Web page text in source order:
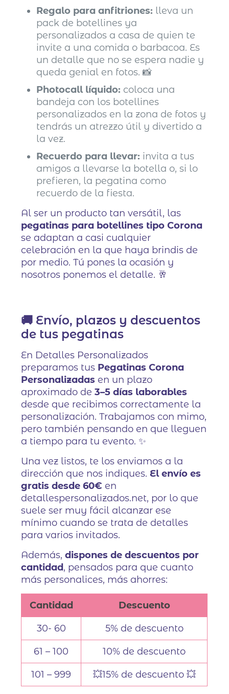
Regalo para anfitriones: lleva un
pack de botellines ya
personalizados a casa de quien te
invite a una comida o barbacoa. Es
un detalle que no se espera nadie y
queda genial en fotos. 📸
Photocall líquido: coloca una
bandeja con los botellines
personalizados en la zona de fotos y
tendrás un atrezzo útil y divertido a
la vez.
Recuerdo para llevar: invita a tus
amigos a llevarse la botella o, si lo
prefieren, la pegatina como
recuerdo de la fiesta.
Al ser un producto tan versátil, las
pegatinas para botellines tipo Corona
se adaptan a casi cualquier
celebración en la que haya brindis de
por medio. Tú pones la ocasión y
nosotros ponemos el detalle. 🥂
🚚 Envío, plazos y descuentos
de tus pegatinas
En Detalles Personalizados
preparamos tus Pegatinas Corona
Personalizadas en un plazo
aproximado de3–5 días laborables
desde que recibimos correctamente la
personalización. Trabajamos con mimo,
pero también pensando en que lleguen
a tiempo para tu evento. ✨
Una vez listos, te los enviamos a la
dirección que nos indiques.El envío es
gratis desde 60€ en
detallespersonalizados.net, por lo que
suele ser muy fácil alcanzar ese
mínimo cuando se trata de detalles
para varios invitados.
Además,dispones de descuentos por
cantidad, pensados para que cuanto
más personalices, más ahorres:
Cantidad Descuento
30- 60 5% de descuento
61 – 100 10% de descuento
101 – 999 💥15% de descuento 💥